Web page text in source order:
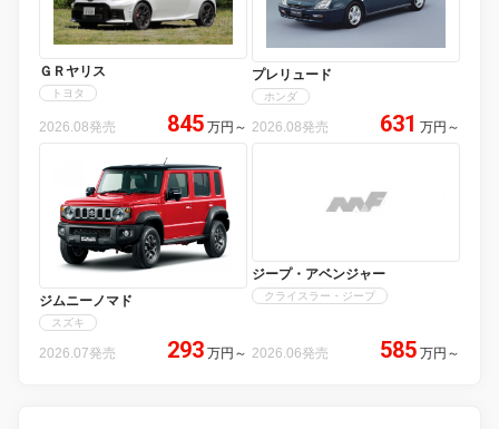
ＧＲヤリス
トヨタ
2026.08発売 845 万円 ～
プレリュード
ホンダ
2026.08発売 631 万円 ～
ジムニーノマド
スズキ
2026.07発売 293 万円 ～
ジープ・アベンジャー
クライスラー・ジープ
2026.06発売 585 万円 ～